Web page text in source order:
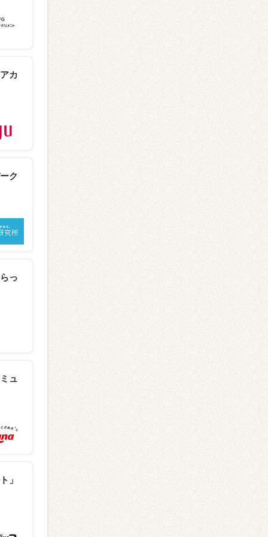
カ
ク
っ
ュ
」